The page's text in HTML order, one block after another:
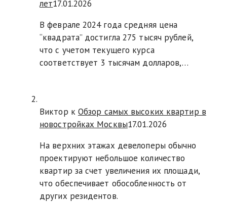
лет17.01.2026
В феврале 2024 года средняя цена
“квадрата” достигла 275 тысяч рублей,
что с учетом текущего курса
соответствует 3 тысячам долларов,…
Виктор к Обзор самых высоких квартир в
новостройках Москвы17.01.2026
На верхних этажах девелоперы обычно
проектируют небольшое количество
квартир за счет увеличения их площади,
что обеспечивает обособленность от
других резидентов.